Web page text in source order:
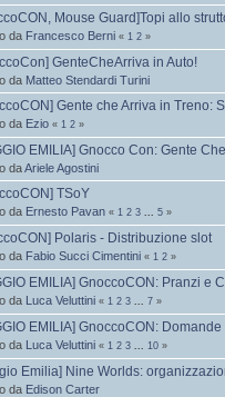
Mouse Guard]Topi allo
da Francesco Berni « 1 2 »
GenteCheArriva in Auto!
da Matteo Stendardi Turini
Gente che Arriva in Treno:
da Ezio « 1 2 »
EMILIA] Gnocco Con: Gente
daAriele Agostini
TSoY
da Ernesto Pavan « 1 2 3 ...5 »
Polaris - Distribuzione slot
da Fabio Succi Cimentini « 1 2 »
EMILIA] GnoccoCON: Pranzi e
da Luca Veluttini « 1 2 3 ...7 »
EMILIA] GnoccoCON:
da Luca Veluttini « 1 2 3 10 »
Emilia] Nine Worlds:
da Edison Carter